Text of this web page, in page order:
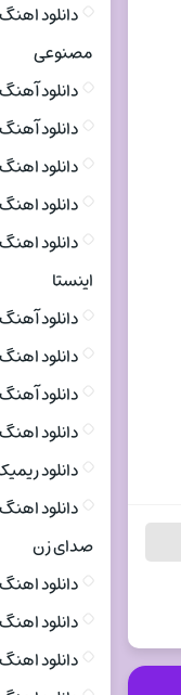
دانلود
مصنوعی
دانلود
دانلود
دانلود
دانلود
دانلود
اینستا
دانلود
دانلود
دانلود
دانلود
دانلود
دانلود
صدای زن
دانلود
دانلود
دانلود